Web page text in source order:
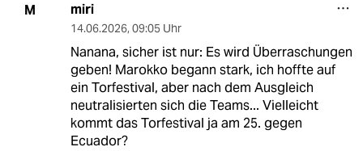
M miri
14.06.2026, 09:05 Uhr
Nanana, sicher ist nur: Es wird Überraschungen
geben! Marokko begann stark, ich hoffte auf
ein Torfestival, aber nach dem Ausgleich
neutralisierten sich die Teams... Vielleicht
kommt das Torfestival ja am 25. gegen
Ecuador?